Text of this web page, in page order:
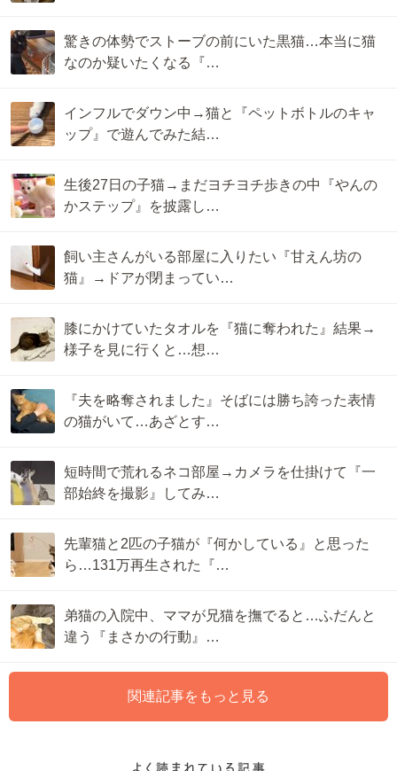
驚きの体勢でストーブの前にいた黒猫…本当に猫
なのか疑いたくなる『…
インフルでダウン中→猫と『ペットボトルのキャ
ップ』で遊んでみた結…
生後27日の子猫→まだヨチヨチ歩きの中『やんの
かステップ』を披露し…
飼い主さんがいる部屋に入りたい『甘えん坊の
猫』→ドアが閉まってい…
膝にかけていたタオルを『猫に奪われた』結果→
様子を見に行くと…想…
『夫を略奪されました』そばには勝ち誇った表情
の猫がいて…あざとす…
短時間で荒れるネコ部屋→カメラを仕掛けて『一
部始終を撮影』してみ…
先輩猫と2匹の子猫が『何かしている』と思った
ら…131万再生された『…
弟猫の入院中、ママが兄猫を撫でると…ふだんと
違う『まさかの行動』…
関連記事をもっと見る